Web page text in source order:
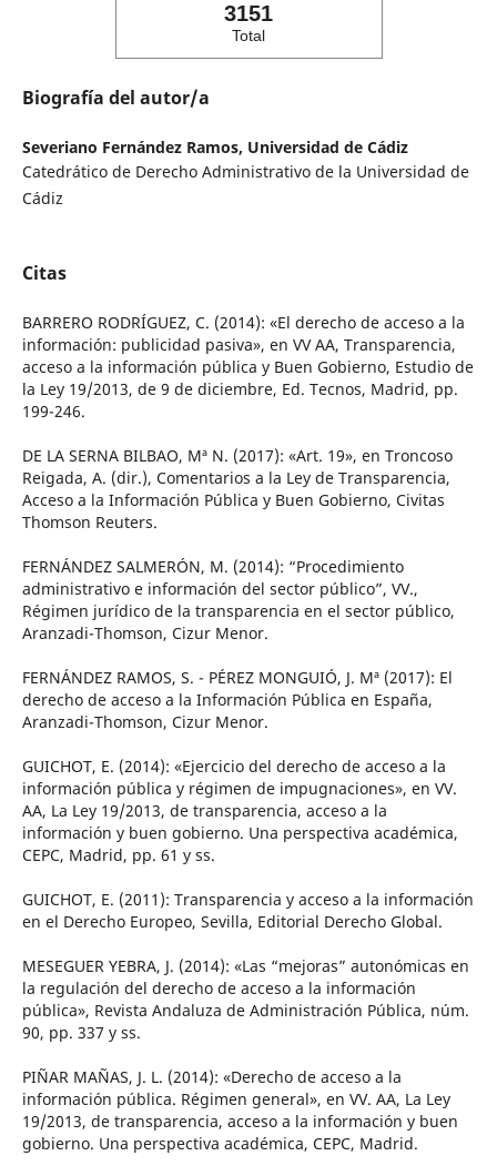
3151
Total
Biografía del autor/a
Severiano Fernández Ramos, Universidad de Cádiz
Catedrático de Derecho Administrativo de la Universidad de
Cádiz
Citas
BARRERO RODRÍGUEZ, C. (2014): «El derecho de acceso a la
información: publicidad pasiva», en VV AA, Transparencia,
acceso a la información pública y Buen Gobierno, Estudio de
la Ley 19/2013, de 9 de diciembre, Ed. Tecnos, Madrid, pp.
199-246.
DE LA SERNA BILBAO, Mª N. (2017): «Art. 19», en Troncoso
Reigada, A. (dir.), Comentarios a la Ley de Transparencia,
Acceso a la Información Pública y Buen Gobierno, Civitas
Thomson Reuters.
FERNÁNDEZ SALMERÓN, M. (2014): “Procedimiento
administrativo e información del sector público”, VV.,
Régimen jurídico de la transparencia en el sector público,
Aranzadi-Thomson, Cizur Menor.
FERNÁNDEZ RAMOS, S. - PÉREZ MONGUIÓ, J. Mª (2017): El
derecho de acceso a la Información Pública en España,
Aranzadi-Thomson, Cizur Menor.
GUICHOT, E. (2014): «Ejercicio del derecho de acceso a la
información pública y régimen de impugnaciones», en VV.
AA, La Ley 19/2013, de transparencia, acceso a la
información y buen gobierno. Una perspectiva académica,
CEPC, Madrid, pp. 61 y ss.
GUICHOT, E. (2011): Transparencia y acceso a la información
en el Derecho Europeo, Sevilla, Editorial Derecho Global.
MESEGUER YEBRA, J. (2014): «Las “mejoras” autonómicas en
la regulación del derecho de acceso a la información
pública», Revista Andaluza de Administración Pública, núm.
90, pp. 337 y ss.
PIÑAR MAÑAS, J. L. (2014): «Derecho de acceso a la
información pública. Régimen general», en VV. AA, La Ley
19/2013, de transparencia, acceso a la información y buen
gobierno. Una perspectiva académica, CEPC, Madrid.